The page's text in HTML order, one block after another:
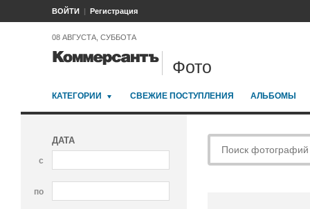
ВОЙТИ Регистрация
08 АВГУСТА, СУББОТА
Фото
КАТЕГОРИИ СВЕЖИЕ ПОСТУПЛЕНИЯ АЛЬБОМЫ
ДАТА
с
по